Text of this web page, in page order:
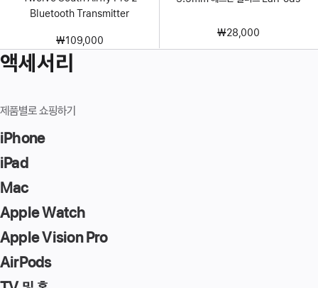
Bluetooth Transmitter
₩109,000
₩28,000
액세서리
제품별로 쇼핑하기
iPhone
iPad
Mac
Apple Watch
Apple Vision Pro
AirPods